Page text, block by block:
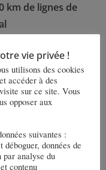
km de lignes de
Médiathèque de
Toulouse
aimer
vie privée !
utilisons des cookies
accéder à des
sur ce site. Vous
opposer aux
suivantes :
données de
analyse du
contenu